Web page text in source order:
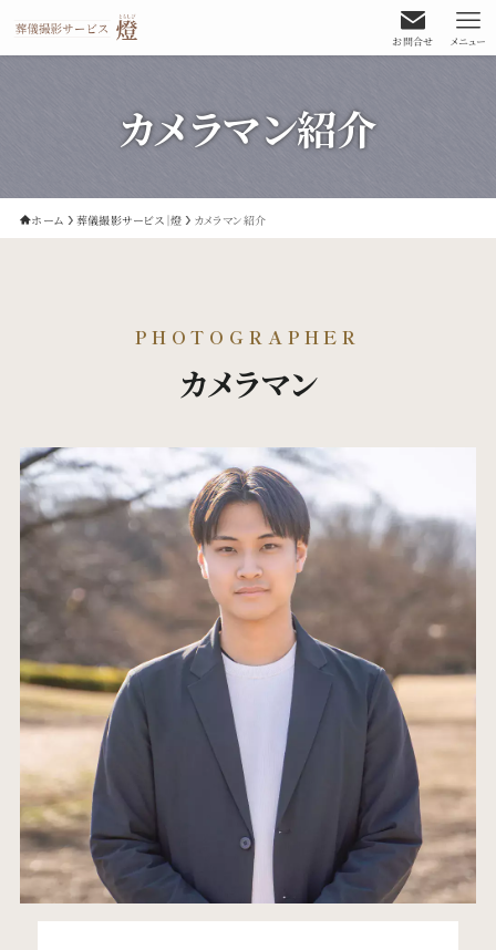
お問合せ メニュー
カメラマン紹介
ホーム 葬儀撮影サービス｜燈 カメラマン紹介
PHOTOGRAPHER
カメラマン